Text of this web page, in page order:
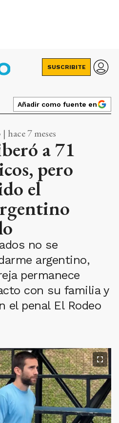
SUSCRIBITE
Añadir como fuente en
hace 7 meses
a 71
pero
el
no se
argentino,
permanece
con su familia y
el penal El Rodeo